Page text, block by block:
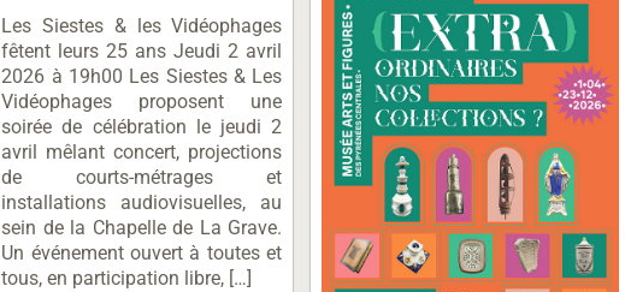
Les Siestes & les Vidéophages
fêtent leurs 25 ans Jeudi 2 avril
2026 à 19h00 Les Siestes & Les
Vidéophages proposent une
soirée de célébration le jeudi 2
avril mêlant concert, projections
de courts-métrages et
installations audiovisuelles, au
sein de la Chapelle de La Grave.
Un événement ouvert à toutes et
tous, en participation libre, […]